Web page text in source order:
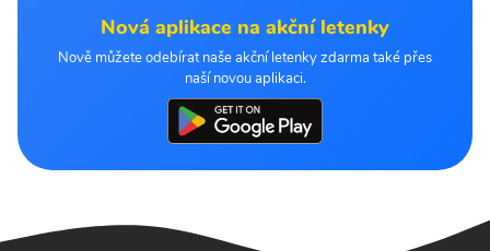
Nová aplikace na akční letenky
Nově můžete odebírat naše akční letenky zdarma také přes
naší novou aplikaci.